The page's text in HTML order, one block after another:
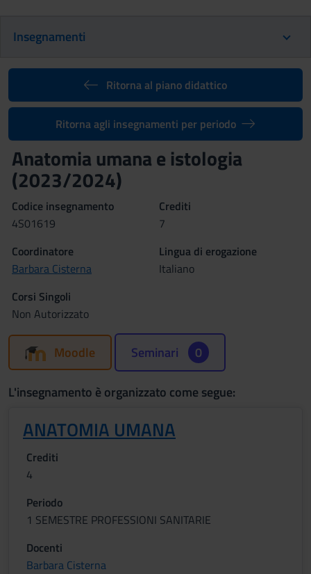
Insegnamenti
Ritorna al piano didattico
Ritorna agli insegnamenti per periodo
Anatomia umana e istologia
(2023/2024)
Codice insegnamento
4S01619
Crediti
7
Coordinatore
Barbara Cisterna
Lingua di erogazione
Italiano
Corsi Singoli
Non Autorizzato
Moodle Seminari 0
L'insegnamento è organizzato come segue:
ANATOMIA UMANA
Crediti
4
Periodo
1 SEMESTRE PROFESSIONI SANITARIE
Docenti
Barbara Cisterna